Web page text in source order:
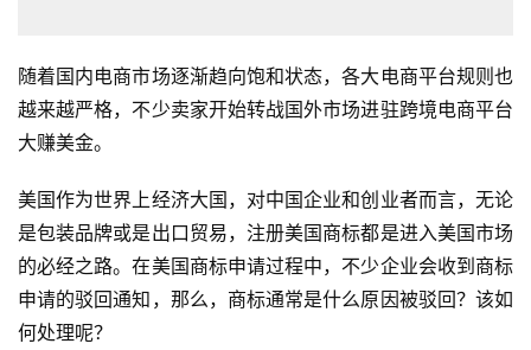
随着国内电商市场逐渐趋向饱和状态，各大电商平台规则也
越来越严格，不少卖家开始转战国外市场进驻跨境电商平台
大赚美金。
美国作为世界上经济大国，对中国企业和创业者而言，无论
是包装品牌或是出口贸易，注册美国商标都是进入美国市场
的必经之路。在美国商标申请过程中，不少企业会收到商标
申请的驳回通知，那么，商标通常是什么原因被驳回？该如
何处理呢？